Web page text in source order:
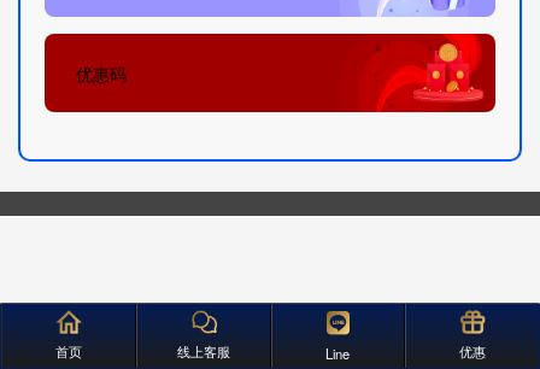
优惠码
首页 线上客服 Line 优惠